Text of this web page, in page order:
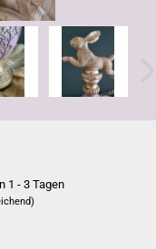
1 - 3 Tagen